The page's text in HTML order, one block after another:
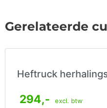
Gerelateerde
Heftruck
294,- excl. btw